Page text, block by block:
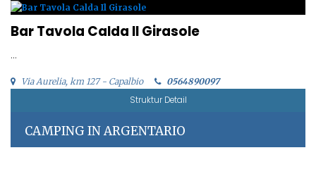
Bar Tavola Calda Il Girasole
...
Via Aurelia, km 127 - Capalbio 0564890097
Struktur Detail
CAMPING IN ARGENTARIO